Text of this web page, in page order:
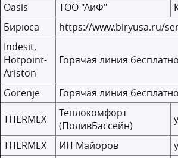
Oasis
ТОО "АиФ"
Бирюса
https://www.biryusa.ru/
Indesit,
Hotpoint-
Ariston
Горячая линия
Gorenje
Горячая линия
THERMEX
Теплокомфорт
(ПоливБассейн)
THERMEX
ИП Майоров